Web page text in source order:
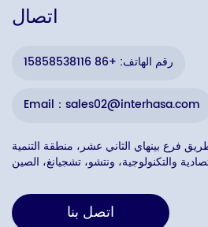
اتصال
رقم الهاتف: +86 15858538116
Email：sales02@interhasa.com
رقم 355، طريق فرع بينهاي الثاني عشر، منطقة التنمية
والتكنولوجية، ونتشو، تشجيانغ، الصين
اتصل بنا